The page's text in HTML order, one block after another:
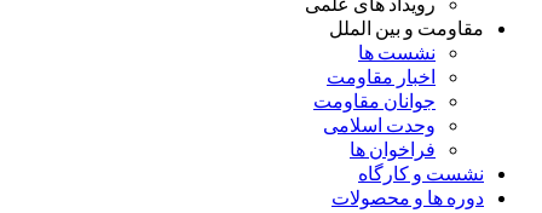
مقاومت و بین الملل
نشست ها
اخبار مقاومت
جوانان مقاومت
وحدت اسلامی
فراخوان ها
نشست و کارگاه
دوره ها و محصولات